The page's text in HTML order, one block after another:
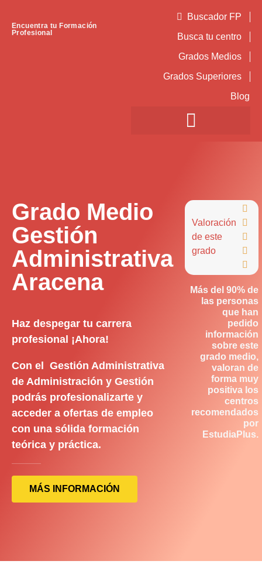
Encuentra tu Formación
Profesional
Buscador FP
Busca tu centro
Grados Medios
Grados Superiores
Blog
Grado Medio
Gestión
Administrativa
Aracena
Haz despegar tu carrera
profesional ¡Ahora!
Con el Gestión Administrativa
de Administración y Gestión
podrás profesionalizarte y
acceder a ofertas de empleo
con una sólida formación
teórica y práctica.
MÁS INFORMACIÓN
Valoración
de este
grado





Más del 90% de
las personas
que han
pedido
información
sobre este
grado medio,
valoran de
forma muy
positiva los
centros
recomendados
por
EstudiaPlus.